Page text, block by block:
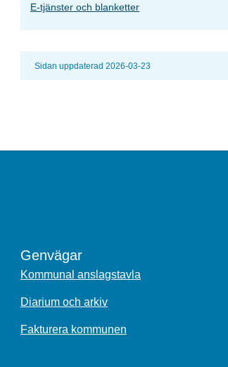
E-tjänster och blanketter
Sidan uppdaterad 2026-03-23
Genvägar
Kommunal anslagstavla
Diarium och arkiv
Fakturera kommunen